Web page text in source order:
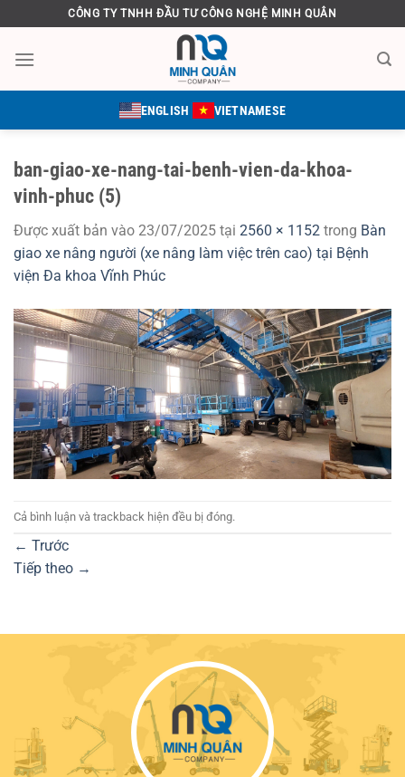
qua
nội
CÔNG TY TNHH ĐẦU TƯ CÔNG NGHỆ MINH QUÂN
ENGLISH VIETNAMESE
ban-giao-xe-nang-tai-benh-vien-da-khoa-
vinh-phuc (5)
Được xuất bản vào 23/07/2025 tại 2560 × 1152 trong Bàn
giao xe nâng người (xe nâng làm việc trên cao) tại Bệnh
viện Đa khoa Vĩnh Phúc
Cả bình luận và trackback hiện đều bị đóng.
← Trước
Tiếp theo →